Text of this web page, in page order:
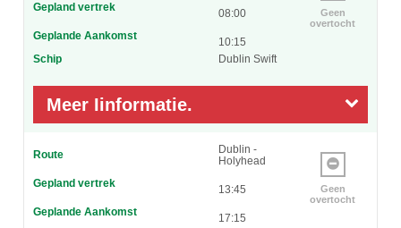
Gepland vertrek
08:00
Geplande Aankomst
10:15
Schip
Dublin Swift
Geen
overtocht
Meer Iinformatie.
Route
Dublin -
Holyhead
Gepland vertrek
13:45
Geplande Aankomst
17:15
Geen
overtocht